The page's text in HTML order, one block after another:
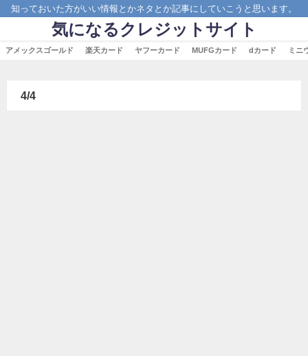
知っておいた方がいい情報とかネタとか記事にしていこうと思います。
気になるクレジットサイト
アメックスゴールド 楽天カード ヤフーカード MUFGカード dカード ミニ
4/4